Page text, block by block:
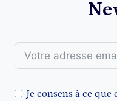
Je consens à ce